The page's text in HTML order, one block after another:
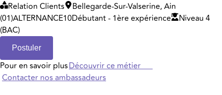
Relation Clients
Bellegarde-Sur-Valserine, Ain
(01)ALTERNANCE10Débutant - 1ère expérience
Niveau 4
(BAC)
Postuler
Pour en savoir plusDécouvrir ce métier
Contacter nos ambassadeurs